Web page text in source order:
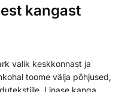
kangast
valik keskkonnast ja
toome välja põhjused,
Linase kanga